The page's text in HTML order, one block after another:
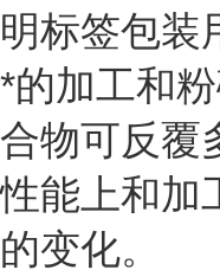
明标签包装
*的加工和
合物可反覆
性能上和加
的变化。